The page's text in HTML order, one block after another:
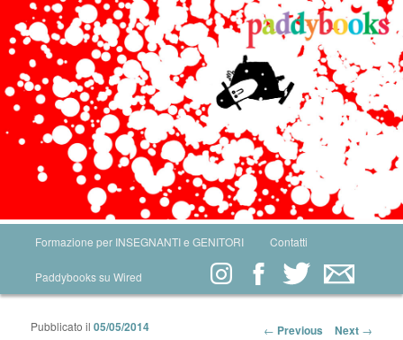
Skip to primary content
Skip to secondary content
Formazione per INSEGNANTI e GENITORI Contatti
Paddybooks su Wired
Post navigation
← Previous Next →
Pubblicato il05/05/2014